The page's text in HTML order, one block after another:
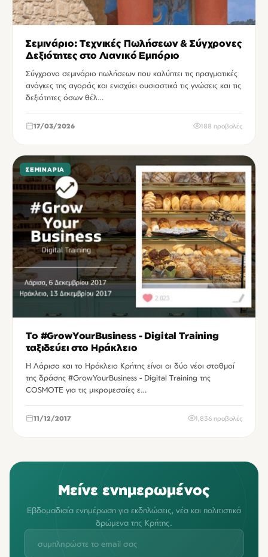
Σεμινάριο: Τεχνικές Πωλήσεων & Σύγχρονες
Δεξιότητες στο Λιανικό Εμπόριο
Σύγχρονο σεμινάριο πωλήσεων που καλύπτει τις πραγματικές
ανάγκες της αγοράς και ενισχύει ουσιαστικά τις γνώσεις και τις
δεξιότητες όσων θέλ…
17/03/2026 188 προβολές
ΣΕΜΙΝΆΡΙΑ
Το #GrowYourBusiness - Digital Training
ταξιδεύει στο Ηράκλειο
Η Λάρισα και το Ηράκλειο Κρήτης είναι οι δύο νέοι σταθμοί
της δράσης #GrowYourBusiness - Digital Training της
COSMOTE για τις μικρομεσαίες ε…
11/12/2017 1,836 προβολές
Μείνε ενημερωμένος
Εβδομαδιαία ενημέρωση για εκδηλώσεις, νέα και πολιτιστικά
δρώμενα της Κρήτης.